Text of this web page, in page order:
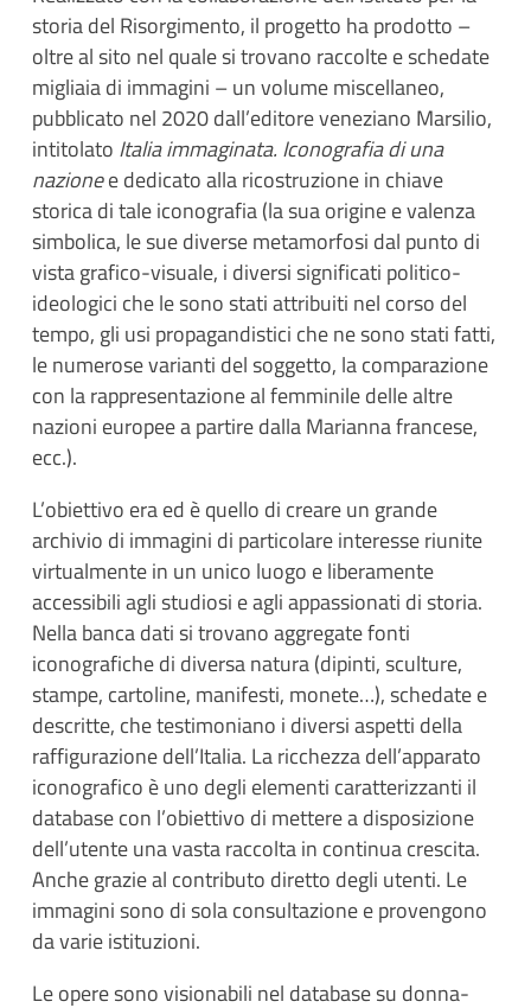
storia del Risorgimento, il progetto ha prodotto –
oltre al sito nel quale si trovano raccolte e schedate
migliaia di immagini – un volume miscellaneo,
pubblicato nel 2020 dall’editore veneziano Marsilio,
intitolato Italia immaginata. Iconografia di una
nazionee dedicato alla ricostruzione in chiave
storica di tale iconografia (la sua origine e valenza
simbolica, le sue diverse metamorfosi dal punto di
vista grafico-visuale, i diversi significati politico-
ideologici che le sono stati attribuiti nel corso del
tempo, gli usi propagandistici che ne sono stati fatti,
le numerose varianti del soggetto, la comparazione
con la rappresentazione al femminile delle altre
nazioni europee a partire dalla Marianna francese,
ecc.).
L’obiettivo era ed è quello di creare un grande
archivio di immagini di particolare interesse riunite
virtualmente in un unico luogo e liberamente
accessibili agli studiosi e agli appassionati di storia.
Nella banca dati si trovano aggregate fonti
iconografiche di diversa natura (dipinti, sculture,
stampe, cartoline, manifesti, monete…), schedate e
descritte, che testimoniano i diversi aspetti della
raffigurazione dell’Italia. La ricchezza dell’apparato
iconografico è uno degli elementi caratterizzanti il
database con l’obiettivo di mettere a disposizione
dell’utente una vasta raccolta in continua crescita.
Anche grazie al contributo diretto degli utenti. Le
immagini sono di sola consultazione e provengono
da varie istituzioni.
Le opere sono visionabili nel database su donna-